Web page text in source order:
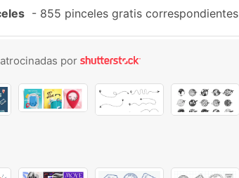
- 855 pinceles gratis correspondientes
por